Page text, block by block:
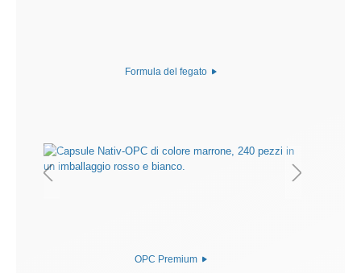
Formula del fegato
OPC Premium